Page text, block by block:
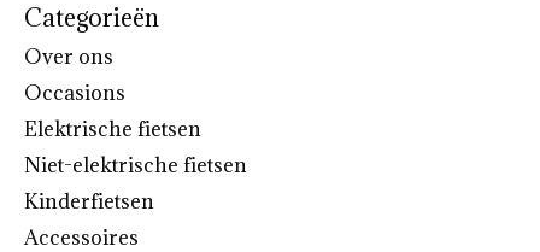
Categorieën
Over ons
Occasions
Elektrische fietsen
Niet-elektrische fietsen
Kinderfietsen
Accessoires